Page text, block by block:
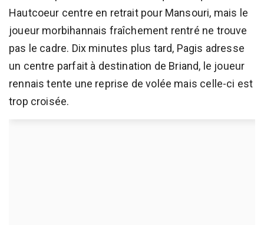
Hautcoeur centre en retrait pour Mansouri, mais le
joueur morbihannais fraîchement rentré ne trouve
pas le cadre. Dix minutes plus tard, Pagis adresse
un centre parfait à destination de Briand, le joueur
rennais tente une reprise de volée mais celle-ci est
trop croisée.